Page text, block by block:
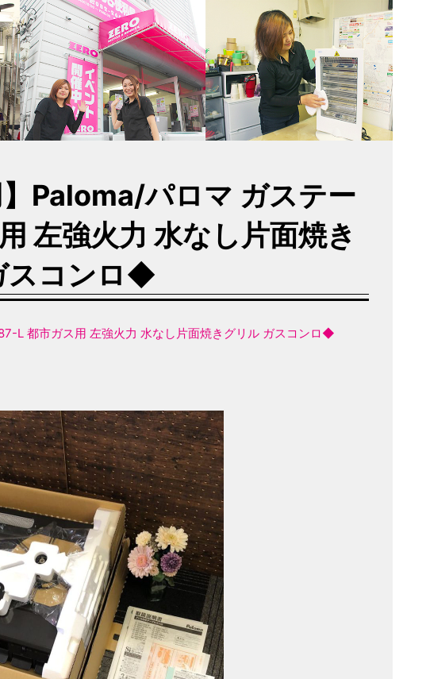
Paloma/パロマ ガステー
左強火力 水なし片面焼き
スコンロ◆
L 都市ガス用 左強火力 水なし片面焼きグリル ガスコンロ◆